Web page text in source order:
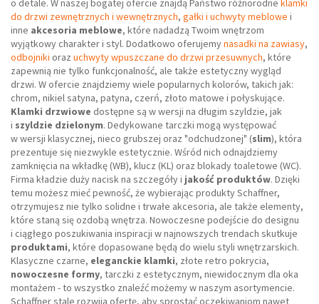
o detale. W naszej bogatej ofercie znajdą Państwo różnorodne klamki
do drzwi zewnętrznych i wewnętrznych, gałki i uchwyty meblowe i
inne akcesoria meblowe, które nadadzą Twoim wnętrzom
wyjątkowy charakter i styl. Dodatkowo oferujemynasadki na zawiasy,
odbojniki oraz uchwyty wpuszczane do drzwi przesuwnych, które
zapewnią nie tylko funkcjonalność, ale także estetyczny wygląd
drzwi. W ofercie znajdziemy wiele popularnych kolorów, takich jak:
chrom, nikiel satyna, patyna, czerń, złoto matowe i połyskujące.
Klamki drzwiowe dostępne są w wersji na długim szyldzie, jak
i szyldzie dzielonym. Dedykowane tarczki mogą występować
w wersji klasycznej, nieco grubszej oraz "odchudzonej" (slim), która
prezentuje się niezwykle estetycznie. Wśród nich odnajdziemy
zamknięcia na wkładkę (WB), klucz (KL) oraz blokady toaletowe (WC).
Firma kładzie duży nacisk na szczegóły i jakość produktów. Dzięki
temu możesz mieć pewność, że wybierając produkty Schaffner,
otrzymujesz nie tylko solidne i trwałe akcesoria, ale także elementy,
które staną się ozdobą wnętrza. Nowoczesne podejście do designu
i ciągłego poszukiwania inspiracji w najnowszych trendach skutkuje
produktami, które dopasowane będą do wielu styli wnętrzarskich.
Klasyczne czarne, eleganckie klamki, złote retro pokrycia,
nowoczesne formy, tarczki z estetycznym, niewidocznym dla oka
montażem - to wszystko znaleźć możemy w naszym asortymencie.
Schaffner stale rozwija ofertę, aby sprostać oczekiwaniom nawet